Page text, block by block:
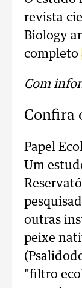
revista
Biology
completo
Com
Confira
Papel
Um
outras
peixe
"filtro